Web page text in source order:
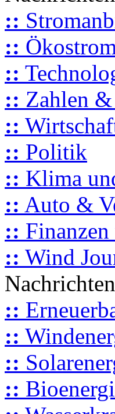
::
::
::
:: Zahlen
::
:: Politik
:: Klima
:: Auto &
::
:: Wind
::
::
::
::